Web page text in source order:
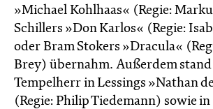
»Michael Kohlhaas« (Regie:
Schillers »Don Karlos« (Regie:
oder Bram Stokers »Dracula«
Brey) übernahm. Außerdem stand
Tempelherr in Lessings »Nathan
(Regie: Philip Tiedemann) sowie in